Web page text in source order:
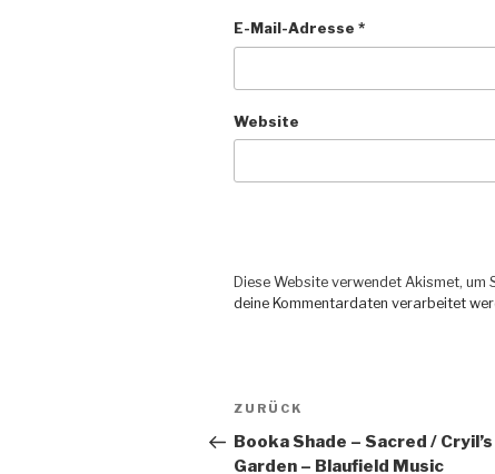
E-Mail-Adresse*
Website
Diese Website verwendet Akismet, um
deine Kommentardaten verarbeitet
Beitragsnavigation
Vorheriger
Beitrag
ZURÜCK
Booka Shade – Sacred / Cryil’s
Garden – Blaufield Music